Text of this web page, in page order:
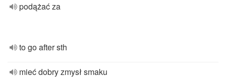
podążać za
to go after sth
mieć dobry zmysł smaku